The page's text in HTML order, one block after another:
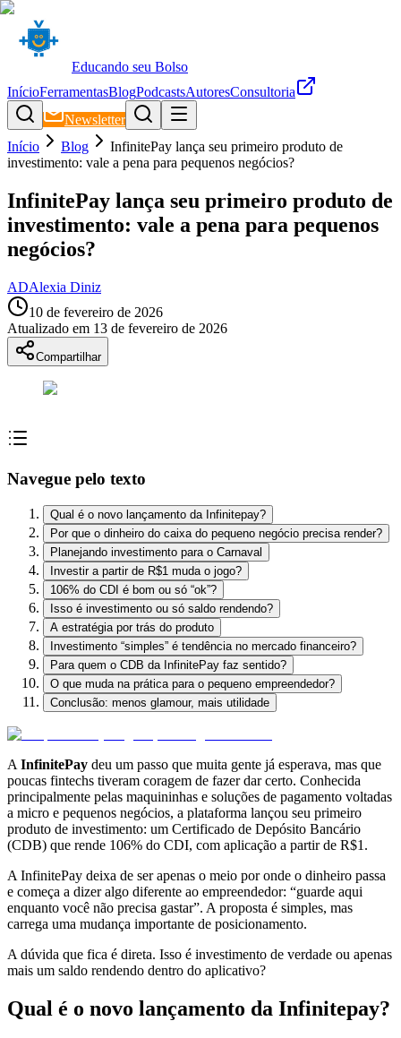
Educando seu Bolso
InícioFerramentasBlogPodcastsAutoresConsultoria
Newsletter
Início
Blog
InfinitePay lança seu primeiro produto de
investimento: vale a pena para pequenos negócios?
InfinitePay lança seu primeiro produto de
investimento: vale a pena para pequenos
negócios?
ADAlexia Diniz
10 de fevereiro de 2026
Atualizado em 13 de fevereiro de 2026
Compartilhar
Navegue pelo texto
Qual é o novo lançamento da Infinitepay?
Por que o dinheiro do caixa do pequeno negócio precisa render?
Planejando investimento para o Carnaval
Investir a partir de R$1 muda o jogo?
106% do CDI é bom ou só “ok”?
Isso é investimento ou só saldo rendendo?
A estratégia por trás do produto
Investimento “simples” é tendência no mercado financeiro?
Para quem o CDB da InfinitePay faz sentido?
O que muda na prática para o pequeno empreendedor?
Conclusão: menos glamour, mais utilidade
A InfinitePay deu um passo que muita gente já esperava, mas que
poucas fintechs tiveram coragem de fazer dar certo. Conhecida
principalmente pelas maquininhas e soluções de pagamento voltadas
a micro e pequenos negócios, a plataforma lançou seu primeiro
produto de investimento: um Certificado de Depósito Bancário
(CDB) que rende 106% do CDI, com aplicação a partir de R$1.
A InfinitePay deixa de ser apenas o meio por onde o dinheiro passa
e começa a dizer algo diferente ao empreendedor: “guarde aqui
enquanto você não precisa gastar”. A proposta é simples, mas
carrega uma mudança importante de posicionamento.
A dúvida que fica é direta. Isso é investimento de verdade ou apenas
mais um saldo rendendo dentro do aplicativo?
Qual é o novo lançamento da Infinitepay?